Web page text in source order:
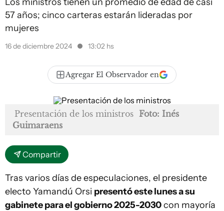
57 años; cinco carteras estarán lideradas por
mujeres
16 de diciembre 2024 13:02 hs
Agregar El Observador en
Presentación de los ministros Foto: Inés
Guimaraens
Compartir
Tras varios días de especulaciones, el presidente
electo Yamandú Orsi presentó este lunes a su
gabinete para el gobierno 2025-2030con mayoría